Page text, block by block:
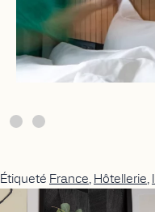
Étiqueté France, Hôtellerie,